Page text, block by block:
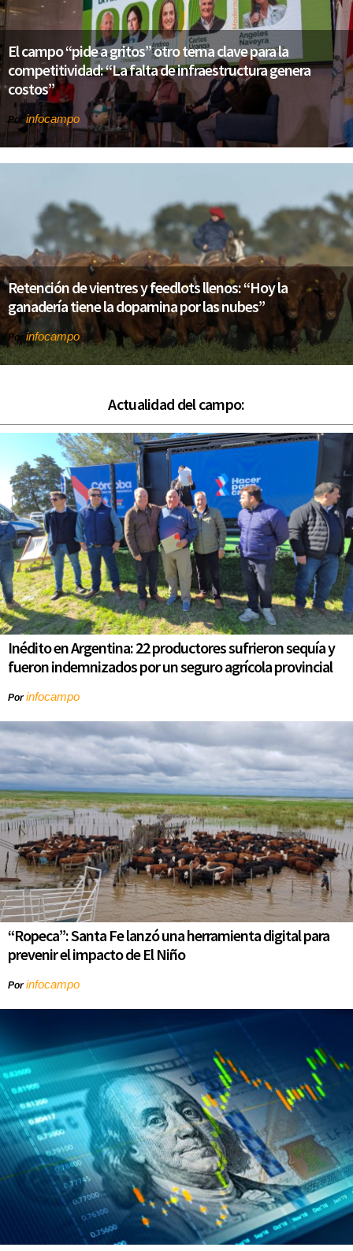
El campo “pide a gritos” otro tema clave para la
competitividad: “La falta de infraestructura genera
costos”
Porinfocampo
Retención de vientres y feedlots llenos: “Hoy la
ganadería tiene la dopamina por las nubes”
Porinfocampo
Actualidad del campo:
Inédito en Argentina: 22 productores sufrieron sequía y
fueron indemnizados por un seguro agrícola provincial
Porinfocampo
“Ropeca”: Santa Fe lanzó una herramienta digital para
prevenir el impacto de El Niño
Porinfocampo